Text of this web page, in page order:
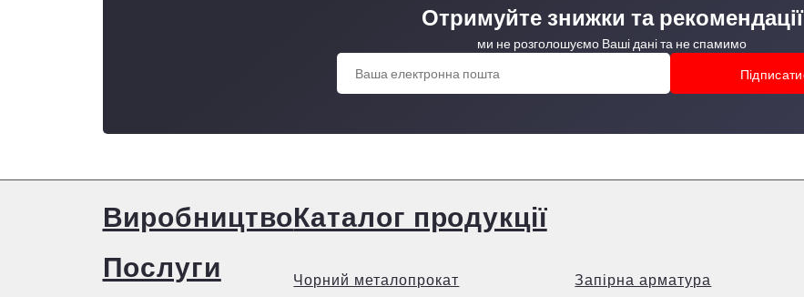
Отримуйте знижки та рекомендації
ми не розголошуємо Ваші дані та не спамимо
Виробництво
Послуги
Каталог продукції
Чорний металопрокат
Запірна арматура